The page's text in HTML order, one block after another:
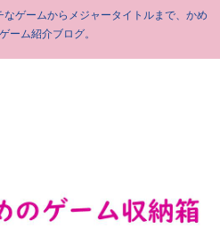
ゲームからメジャータイトルまで、かめ
ーム紹介ブログ。